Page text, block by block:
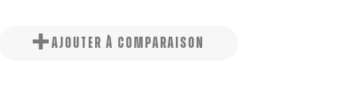
AJOUTER À COMPARAISON